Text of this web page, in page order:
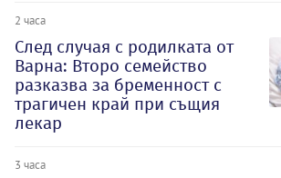
2 часа
След случая с родилката от
Варна: Второ семейство
разказва за бременност с
трагичен край при същия
лекар
3 часа